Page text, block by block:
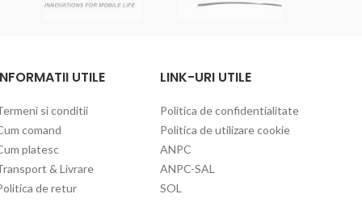
UTILE
si conditii
comand
platesc
& Livrare
de retur
LINK-URI UTILE
Politica de confidentialitate
Politica de utilizare cookie
ANPC
ANPC-SAL
SOL